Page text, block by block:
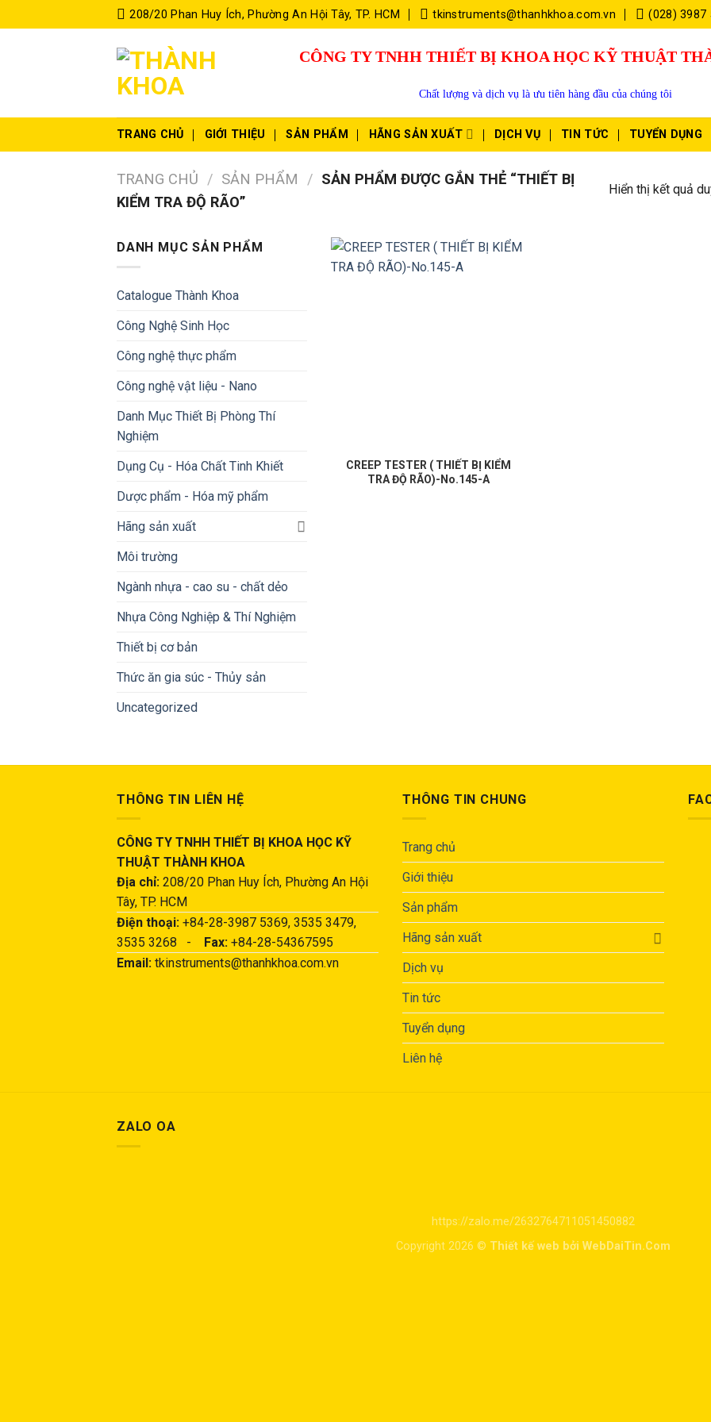
to
208/20 Phan Huy Ích, Phường An Hội Tây, TP. HCM tkinstruments@thanhkhoa.com.vn (028) 3987
CÔNG TY TNHH THIẾT BỊ KHOA HỌC KỸ THUẬT
Chất lượng và dịch vụ là ưu tiên hàng đầu của chúng tôi
TRANG CHỦ GIỚI THIỆU SẢN PHẨM HÃNG SẢN XUẤT DỊCH VỤ TIN TỨC TUYỂN DỤNG
TRANG CHỦ / SẢN PHẨM / SẢN PHẨM ĐƯỢC GẮN THẺ “THIẾT BỊ
KIỂM TRA ĐỘ RÃO”
Hiển thị kết quả
DANH MỤC SẢN PHẨM
Catalogue Thành Khoa
Công Nghệ Sinh Học
Công nghệ thực phẩm
Công nghệ vật liệu - Nano
Danh Mục Thiết Bị Phòng Thí
Nghiệm
Dụng Cụ - Hóa Chất Tinh Khiết
Dược phẩm - Hóa mỹ phẩm
Hãng sản xuất
Môi trường
Ngành nhựa - cao su - chất dẻo
Nhựa Công Nghiệp & Thí Nghiệm
Thiết bị cơ bản
Thức ăn gia súc - Thủy sản
Uncategorized
CREEP TESTER ( THIẾT BỊ KIỂM
TRA ĐỘ RÃO)-No.145-A
THÔNG TIN LIÊN HỆ
CÔNG TY TNHH THIẾT BỊ KHOA HỌC KỸ
THUẬT THÀNH KHOA
Địa chỉ: 208/20 Phan Huy Ích, Phường An Hội
Tây, TP. HCM
Điện thoại: +84-28-3987 5369, 3535 3479,
3535 3268 -
Fax: +84-28-54367595
Email: tkinstruments@thanhkhoa.com.vn
THÔNG TIN CHUNG
Trang chủ
Giới thiệu
Sản phẩm
Hãng sản xuất
Dịch vụ
Tin tức
Tuyển dụng
Liên hệ
ZALO OA
https://zalo.me/2632764711051450882
Copyright 2026 © Thiết kế web bởi WebDaiTin.Com